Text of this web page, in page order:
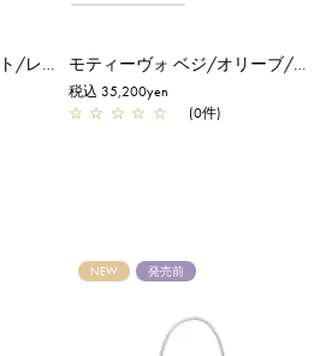
モティーヴォ ベジ/トマト/レッド モティーヴォ ベジ/オリーブ/シャンパングリーン
税込 35,200yen
☆ ☆ ☆ ☆ ☆ (0件)
NEW 発売前